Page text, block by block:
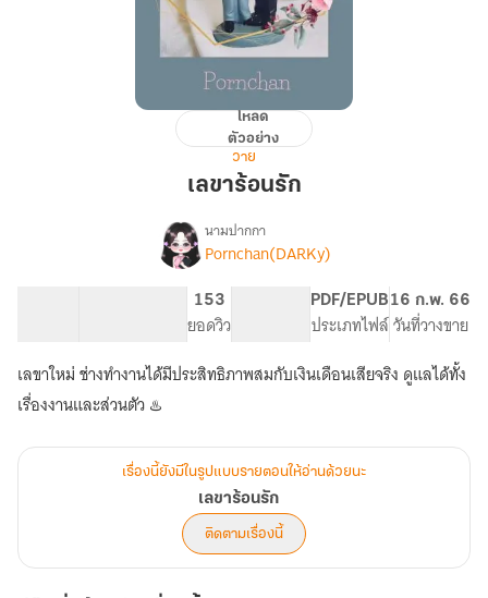
โหลด
ตัวอย่าง
วาย
เลขาร้อนรัก
เรื่อง
นามปากกา
Pornchan(DARKy)
153
ยอดวิว
PDF/EPUB
ประเภทไฟล์
16 ก.พ. 66
วันที่วางขาย
เลขาใหม่ ช่างทำงานได้มีประสิทธิภาพสมกับเงินเดือนเสียจริง ดูแลได้ทั้ง
เรื่องงานและส่วนตัว ♨️
เรื่องนี้ยังมีในรูปแบบรายตอนให้อ่านด้วยนะ
เลขาร้อนรัก
ติดตามเรื่องนี้